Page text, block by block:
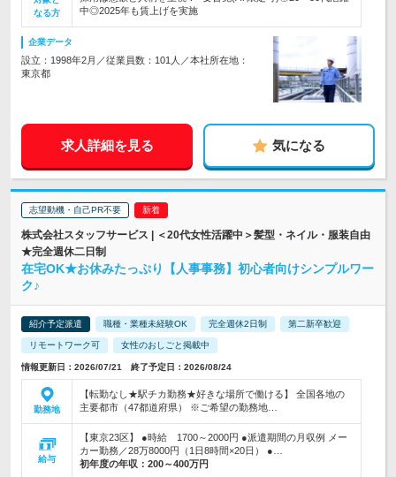
なる方
中◎2025年も賃上げを実施
企業データ
設立：1998年2月／従業員数：101人／本社所在地：
東京都
求人詳細を見る 気になる
志望動機・自己PR不要
株式会社スタッフサービス | ＜20代女性活躍中＞髪型・ネイル・服装自由
★完全週休二日制
在宅OK★お休みたっぷり【人事事務】初心者向けシンプルワー
ク♪
紹介予定派遣 職種・業種未経験OK 完全週休2日制 第二新卒歓迎
リモートワーク可 女性のおしごと掲載中
情報更新日：2026/07/21 終了予定日：2026/08/24
勤務地
【転勤なし★駅チカ勤務★好きな場所で働ける】 全国各地の
主要都市（47都道府県） ※ご希望の勤務地…
給与
【東京23区】 ●時給 1700～2000円 ●派遣期間の月収例 メー
カー勤務／28万8000円（1日8時間×20日） ●…
初年度の年収： 200～400万円